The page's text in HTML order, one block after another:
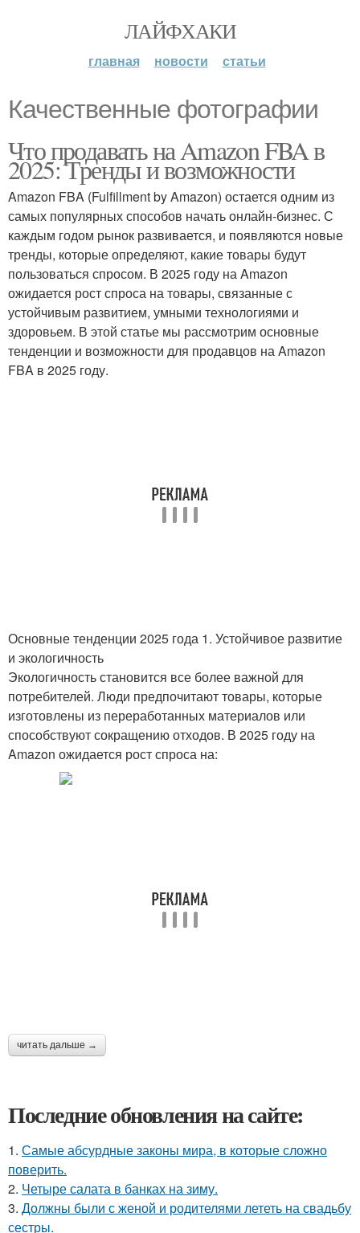
ЛАЙФХАКИ
главная новости статьи
Качественные фотографии
Что продавать на Amazon FBA в
2025: Тренды и возможности
Amazon FBA (Fulfillment by Amazon) остается одним из
самых популярных способов начать онлайн-бизнес. С
каждым годом рынок развивается, и появляются новые
тренды, которые определяют, какие товары будут
пользоваться спросом. В 2025 году на Amazon
ожидается рост спроса на товары, связанные с
устойчивым развитием, умными технологиями и
здоровьем. В этой статье мы рассмотрим основные
тенденции и возможности для продавцов на Amazon
FBA в 2025 году.
Основные тенденции 2025 года 1. Устойчивое развитие
и экологичность
Экологичность становится все более важной для
потребителей. Люди предпочитают товары, которые
изготовлены из переработанных материалов или
способствуют сокращению отходов. В 2025 году на
Amazon ожидается рост спроса на:
читать дальше →
Последние обновления на сайте:
1. Самые абсурдные законы мира, в которые сложно
поверить.
2. Четыре салата в банках на зиму.
3. Должны были с женой и родителями лететь на свадьбу
сестры.